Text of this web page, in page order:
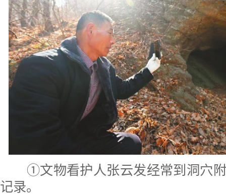
①文物看护人张云发经常到洞穴附
记录。